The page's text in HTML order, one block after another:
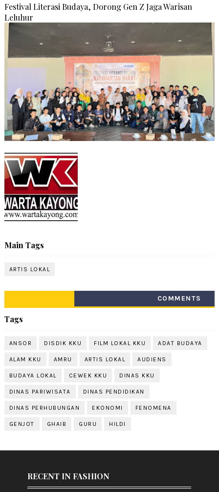
Festival Literasi Budaya, Dorong Gen Z Jaga Warisan
Leluhur
Main Tags
ARTIS LOKAL
COMMENTS
Tags
ANSOR DISDIK KKU FILM LOKAL KKU ADAT BUDAYA
ALAM KKU AMRU ARTIS LOKAL AUDIENS
BUDAYA LOKAL CEWEK KKU DINAS KKU
DINAS PARIWISATA DINAS PENDIDIKAN
DINAS PERHUBUNGAN EKONOMI FENOMENA
GENJOT GHAIB GURU HILDI
RECENT IN FASHION